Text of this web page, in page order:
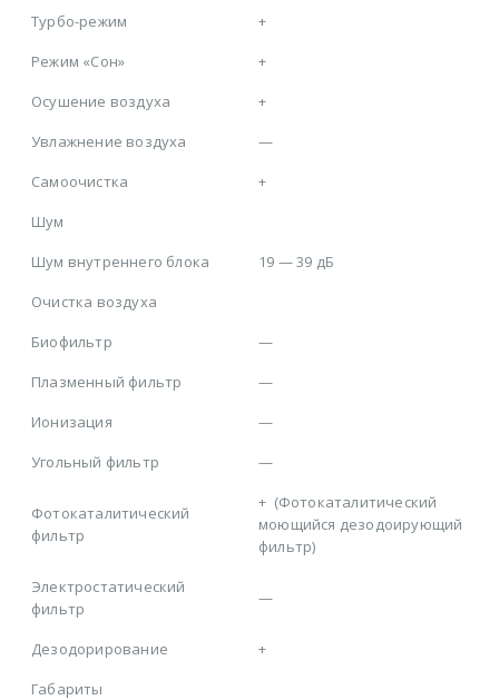
Турбо-режим
+
Режим «Сон»
+
Осушение воздуха
+
Увлажнение воздуха
—
Самоочистка
+
Шум
Шум внутреннего блока
19 — 39 дБ
Очистка воздуха
Биофильтр
—
Плазменный фильтр
—
Ионизация
—
Угольный фильтр
—
Фотокаталитический
фильтр
+ (Фотокаталитический
моющийся дезодоирующий
фильтр)
Электростатический
фильтр
—
Дезодорирование
+
Габариты